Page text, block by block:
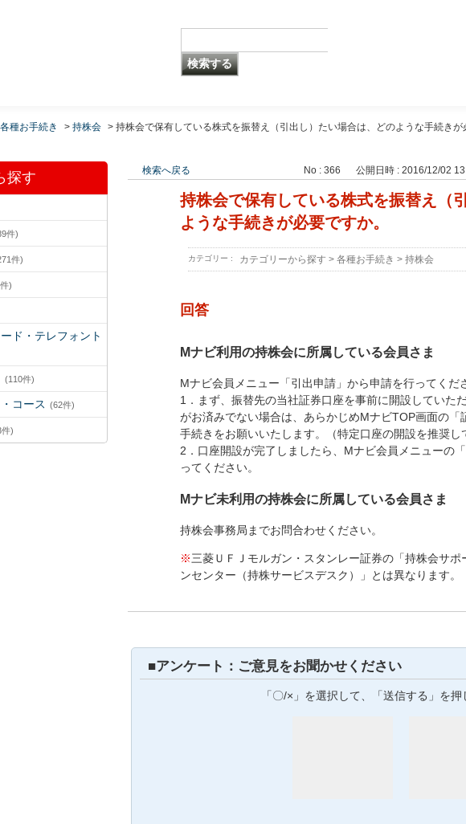
各種お手続き > 持株会 > 持株会で保有している株式を振替え（引出し）たい場合は、どのような手続きが
探す
件)
件)
)
ド・テレフォント
(110件)
コース (62件)
)
検索へ戻る No : 366 公開日時 : 2016/12/02
持株会で保有している株式を振替え（
ような手続きが必要ですか。
カテゴリー : カテゴリーから探す > 各種お手続き > 持株会
回答
Mナビ利用の持株会に所属している会員さま
Mナビ会員メニュー「引出申請」から申請を行ってくだ
1．まず、振替先の当社証券口座を事前に開設していた
がお済みでない場合は、あらかじめMナビTOP画面の「
手続きをお願いいたします。（特定口座の開設を推奨し
2．口座開設が完了しましたら、Mナビ会員メニューの
ってください。
Mナビ未利用の持株会に所属している会員さま
持株会事務局までお問合わせください。
※三菱ＵＦＪモルガン・スタンレー証券の「持株会サ
ンセンター（持株サービスデスク）」とは異なります。
■アンケート：ご意見をお聞かせください
「〇/×」を選択して、「送信する」を